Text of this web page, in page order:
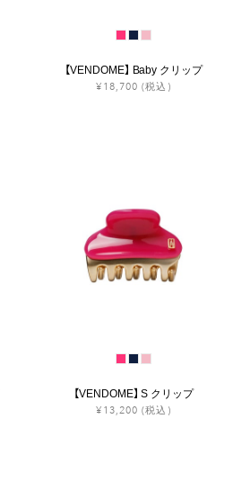
【VENDOME】 Baby クリップ
¥18,700 (税込)
【VENDOME】 S クリップ
¥13,200 (税込)